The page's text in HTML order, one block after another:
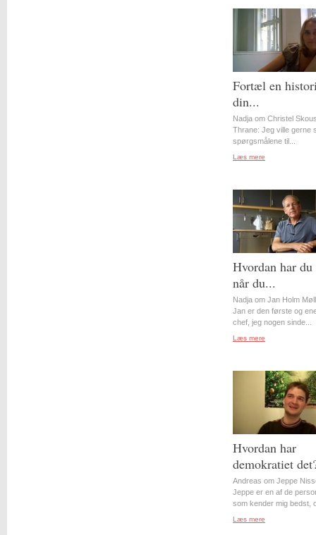
Fortæl en
din...
Nadja om Christel
Thrane: Jeg ville gerne
spørgsmålene til...
Læs mere
Hvordan har du
når du...
Nadja om Jan Holm
Jan er den første og
chef, jeg nogen sinde...
Læs mere
Hvordan har
demokratiet
Andreas om Jeppe
Jeppe er en af de
som kender mig bedst,
Læs mere